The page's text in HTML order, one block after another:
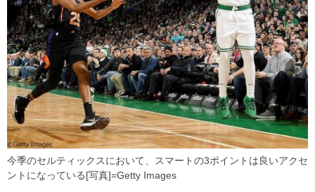
今季のセルティックスにおいて、スマートの3ポイントは良いアクセ
ントになっている[写真]=Getty Images